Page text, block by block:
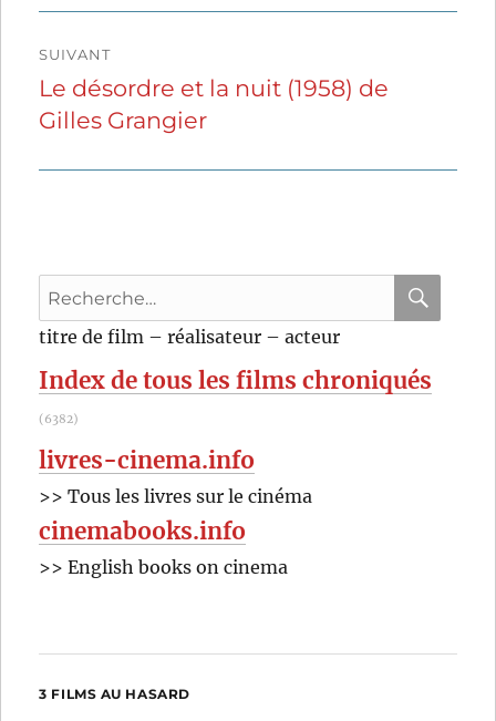
SUIVANT
Publication
suivante :
Le désordre et la nuit (1958) de
Gilles Grangier
Recherche
pour
:
titre de film – réalisateur – acteur
Index de tous les films chroniqués
(6382)
livres-cinema.info
>> Tous les livres sur le cinéma
cinemabooks.info
>> English books on cinema
3 FILMS AU HASARD